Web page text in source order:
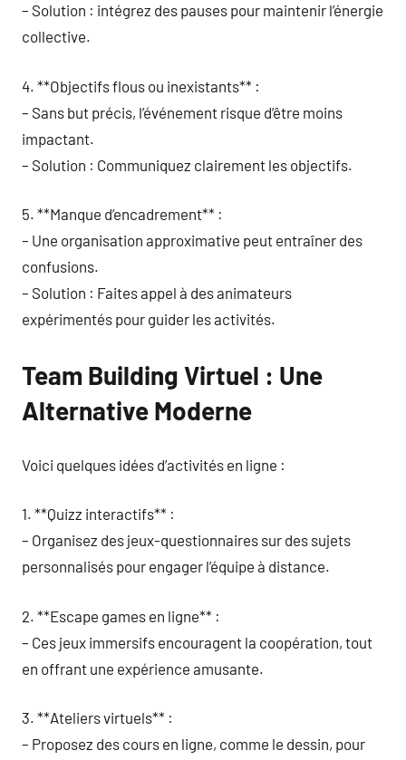
– Solution : intégrez des pauses pour maintenir l’énergie
collective.
4. **Objectifs flous ou inexistants** :
– Sans but précis, l’événement risque d’être moins
impactant.
– Solution : Communiquez clairement les objectifs.
5. **Manque d’encadrement** :
– Une organisation approximative peut entraîner des
confusions.
– Solution : Faites appel à des animateurs
expérimentés pour guider les activités.
Team Building Virtuel : Une
Alternative Moderne
Voici quelques idées d’activités en ligne :
1. **Quizz interactifs** :
– Organisez des jeux-questionnaires sur des sujets
personnalisés pour engager l’équipe à distance.
2. **Escape games en ligne** :
– Ces jeux immersifs encouragent la coopération, tout
en offrant une expérience amusante.
3. **Ateliers virtuels** :
– Proposez des cours en ligne, comme le dessin, pour